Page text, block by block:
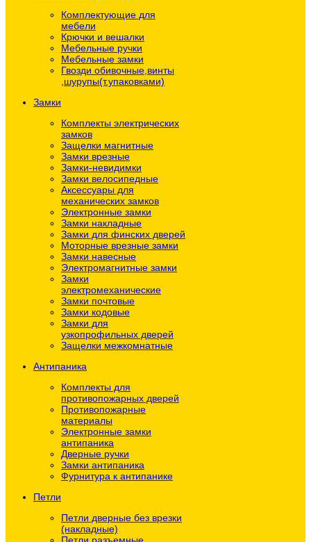
Комплектующие для
мебели
Крючки и вешалки
Мебельные ручки
Мебельные замки
Гвозди обивочные,винты
,шурупы(т.упаковками)
Замки
Комплекты электрических
замков
Защелки магнитные
Замки врезные
Замки-невидимки
Замки велосипедные
Аксессуары для
механических замков
Электронные замки
Замки накладные
Замки для финских дверей
Моторные врезные замки
Замки навесные
Электромагнитные замки
Замки
электромеханические
Замки почтовые
Замки кодовые
Замки для
узкопрофильных дверей
Защелки межкомнатные
Антипаника
Комплекты для
противопожарных дверей
Противопожарные
материалы
Электронные замки
антипаника
Дверные ручки
Замки антипаника
Фурнитура к антипанике
Петли
Петли дверные без врезки
(накладные)